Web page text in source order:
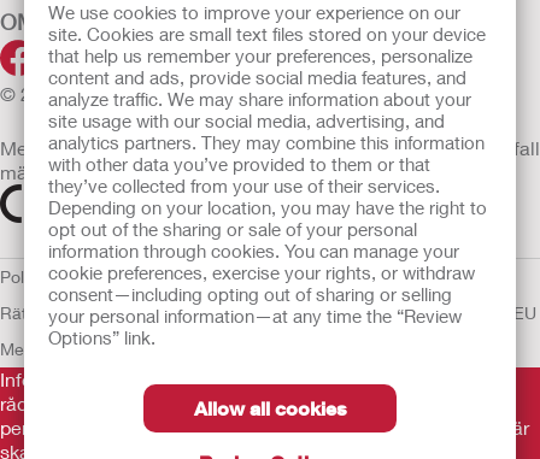
We use cookies to improve your experience on our
site. Cookies are small text files stored on your device
that help us remember your preferences, personalize
content and ads, provide social media features, and
analyze traffic. We may share information about your
site usage with our social media, advertising, and
analytics partners. They may combine this information
with other data you’ve provided to them or that
they’ve collected from your use of their services.
Depending on your location, you may have the right to
opt out of the sharing or sale of your personal
information through cookies. You can manage your
cookie preferences, exercise your rights, or withdraw
consent—including opting out of sharing or selling
your personal information—at any time the “Review
Options” link.
Allow all cookies
OM OSS
© 2026 Hollister Incorporated
Medicintekniska enheter som säljs i EU är i förekommande fall
märkta med någon av följande symboler
Policy för Mänskliga
Rättigheter AnvändarvillkorSekretesspolicy Användning av cookies
EU
Meddelande till Visselblåsare
Informationen som finns här är inte avsedd som medicinsk
rådgivning och är inte en ersättning för de råd du får av din
personliga läkare eller annan vårdpersonal. Informationen här
ska inte användas som hjälp i akuta medicinska situationer.